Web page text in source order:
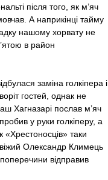
після того, як м’яч
А наприкінці тайму
нашому хорвату не
в район
заміна голкіпера і
гостей, однак не
Хагназарі послав м’яч
у руки голкіперу, а
«Хрестоносців» таки
Олександр Климець
відправив